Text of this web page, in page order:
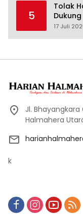
5
Tolak
17 Juli
Jl.
Halmahera
k